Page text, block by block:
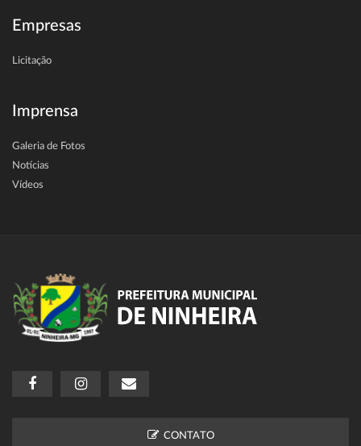
Empresas
Licitação
Imprensa
Galeria de Fotos
Notícias
Vídeos
CONTATO